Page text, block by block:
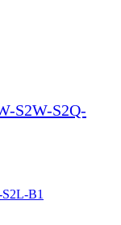
S2W-S2Q-
B1